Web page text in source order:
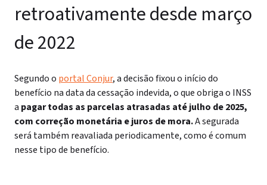
retroativamente desde março
de 2022
Segundo o portal Conjur, a decisão fixou o início do
benefício na data da cessação indevida, o que obriga o INSS
a pagar todas as parcelas atrasadas até julho de 2025,
com correção monetária e juros de mora.A segurada
será também reavaliada periodicamente, como é comum
nesse tipo de benefício.